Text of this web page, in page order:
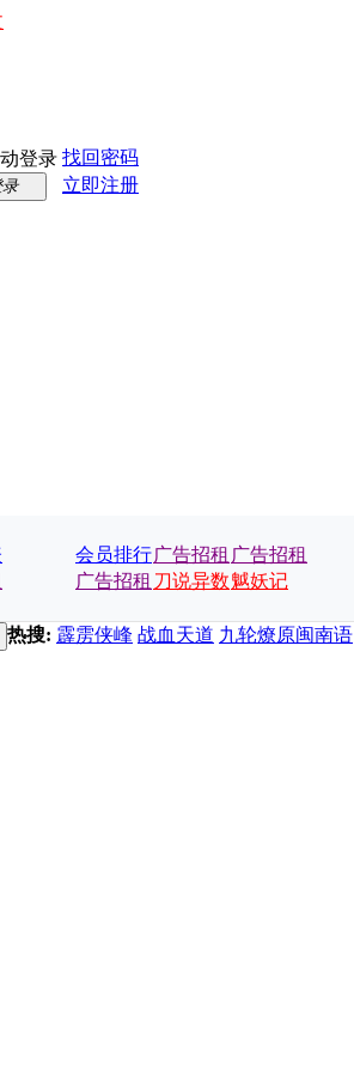
登录 找回密码
立即注册
会员排行广告招租 广告招租
广告招租 刀说异数魆妖记
热搜: 霹雳侠峰 战血天道 九轮燎原闽南语